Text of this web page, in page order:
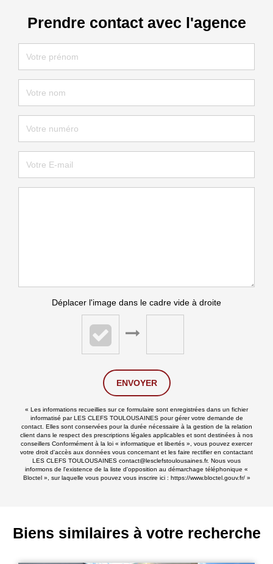
Prendre contact avec l'agence
Déplacer l'image dans le cadre vide à droite
ENVOYER
« Les informations recueillies sur ce formulaire sont enregistrées dans un fichier
informatisé par LES CLEFS TOULOUSAINES pour gérer votre demande de
contact. Elles sont conservées pour la durée nécessaire à la gestion de la relation
client dans le respect des prescriptions légales applicables et sont destinées à nos
conseillers Conformément à la loi « informatique et libertés », vous pouvez exercer
votre droit d'accès aux données vous concernant et les faire rectifier en contactant
LES CLEFS TOULOUSAINES contact@lesclefstoulousaines.fr. Nous vous
informons de l'existence de la liste d'opposition au démarchage téléphonique «
Bloctel », sur laquelle vous pouvez vous inscrire ici : https://www.bloctel.gouv.fr/»
Biens similaires à votre recherche